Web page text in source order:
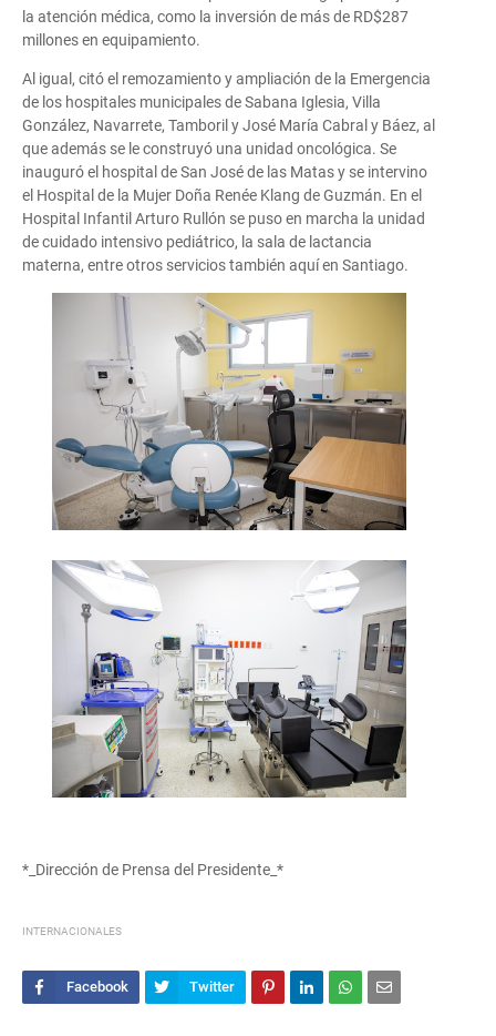
la atención médica, como la inversión de más de RD$287
millones en equipamiento.
Al igual, citó el remozamiento y ampliación de la Emergencia
de los hospitales municipales de Sabana Iglesia, Villa
González, Navarrete, Tamboril y José María Cabral y Báez, al
que además se le construyó una unidad oncológica. Se
inauguró el hospital de San José de las Matas y se intervino
el Hospital de la Mujer Doña Renée Klang de Guzmán. En el
Hospital Infantil Arturo Rullón se puso en marcha la unidad
de cuidado intensivo pediátrico, la sala de lactancia
materna, entre otros servicios también aquí en Santiago.
*_Dirección de Prensa del Presidente_*
INTERNACIONALES